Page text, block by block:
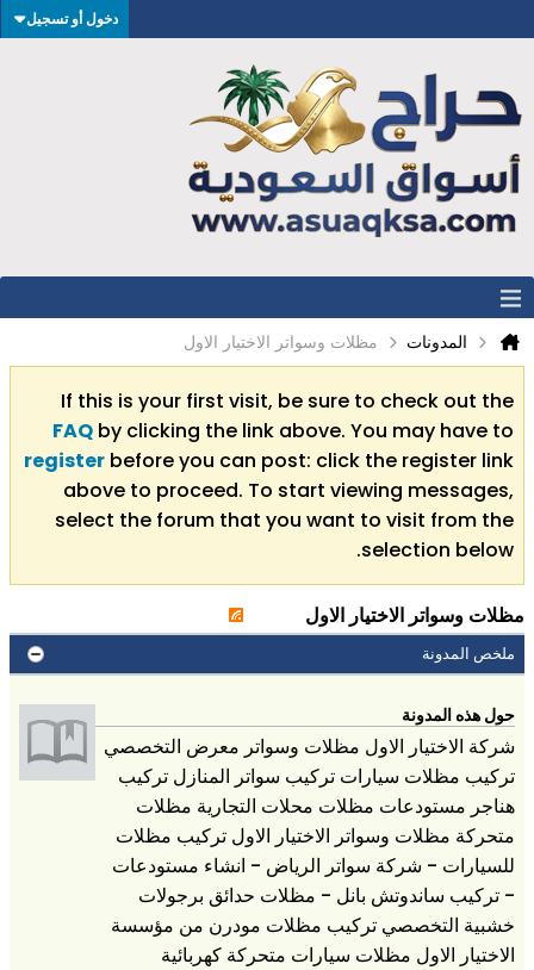
دخول أو تسجيل
المدونات مظلات وسواتر الاختيار الاول
If this is your first visit, be sure to check out the
FAQ by clicking the link above. You may have to
register before you can post: click the register link
above to proceed. To start viewing messages,
select the forum that you want to visit from the
selection below.
مظلات وسواتر الاختيار الاول
ملخص المدونة
حول هذه المدونة
شركة الاختيار الاول مظلات وسواتر معرض التخصصي
تركيب مظلات سيارات تركيب سواتر المنازل تركيب
هناجر مستودعات مظلات محلات التجارية مظلات
متحركة مظلات وسواتر الاختيار الاول تركيب مظلات
للسيارات - شركة سواتر الرياض - انشاء مستودعات
- تركيب ساندوتش بانل - مظلات حدائق برجولات
خشبية التخصصي تركيب مظلات مودرن من مؤسسة
الاختيار الاول مظلات سيارات متحركة كهربائية